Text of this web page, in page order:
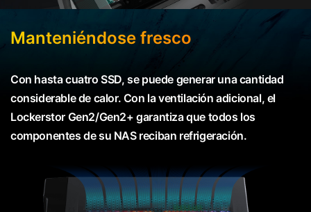
Manteniéndose fresco
Con hasta cuatro SSD, se puede generar una cantidad
considerable de calor. Con la ventilación adicional, el
Lockerstor Gen2/Gen2+ garantiza que todos los
componentes de su NAS reciban refrigeración.